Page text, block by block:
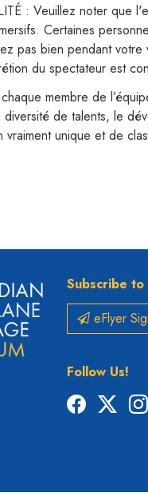
: Veuillez noter que
Certaines
pas bien pendant
du spectateur est
membre de
de talents, le
vraiment unique et de
Subscribe
eFlyer
Follow Us!
Facebook
X